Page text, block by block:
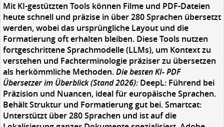
Mit KI-gestützten Tools können Filme und PDF-Dateien
heute schnell und präzise in über 280 Sprachen übersetzt
werden, wobei das ursprüngliche Layout und die
Formatierung oft erhalten bleiben. Diese Tools nutzen
fortgeschrittene Sprachmodelle (LLMs), um Kontext zu
verstehen und Fachterminologie präziser zu übersetzen
als herkömmliche Methoden.Die besten KI- PDF
Übersetzer im Überblick (Stand 2026): DeepL: Führend bei
Präzision und Nuancen, ideal für europäische Sprachen.
Behält Struktur und Formatierung gut bei. Smartcat:
Unterstützt über 280 Sprachen und ist auf die